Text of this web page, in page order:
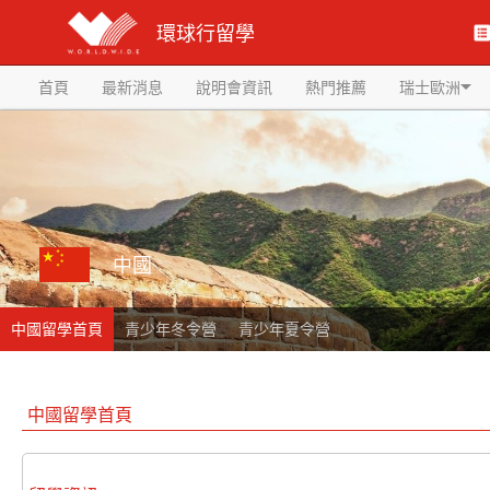
環球行留學
首頁 最新消息 說明會資訊 熱門推薦 瑞士歐洲
中國
中國留學首頁 青少年冬令營 青少年夏令營
中國留學首頁